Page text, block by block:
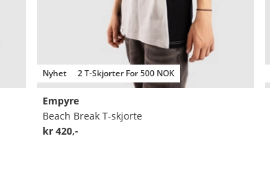
Nyhet 2 T-Skjorter For 500 NOK
Empyre
Beach Break T-skjorte
kr 420,-